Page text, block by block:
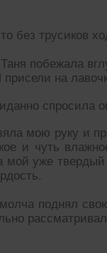
без трусиков
побежала
на
спросила
мою руку и
и чуть
мой уже
поднял